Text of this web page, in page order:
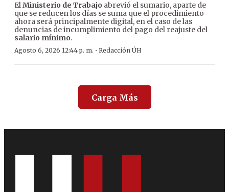
ElMinisterio de Trabajo abrevió el sumario, aparte de
que se reducen los días se suma que el procedimiento
ahora será principalmente digital, en el caso de las
denuncias de incumplimiento del pago del reajuste del
salario mínimo.
Agosto 6, 2026 12:44 p. m. · Redacción ÚH
Carga Más